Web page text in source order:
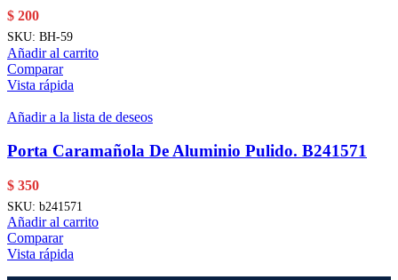
$ 200
SKU: BH-59
Añadir al carrito
Comparar
Vista rápida
Añadir a la lista de deseos
Porta Caramañola De Aluminio Pulido. B241571
$ 350
SKU: b241571
Añadir al carrito
Comparar
Vista rápida